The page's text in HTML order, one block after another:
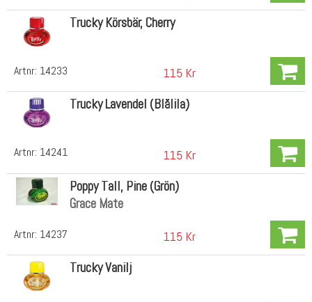
Artnr: 14233
Trucky Körsbär, Cherry
115 Kr
Artnr: 14241
Trucky Lavendel (Blålila)
115 Kr
Artnr: 14237
Poppy Tall, Pine (Grön)
Grace Mate
115 Kr
Trucky Vanilj